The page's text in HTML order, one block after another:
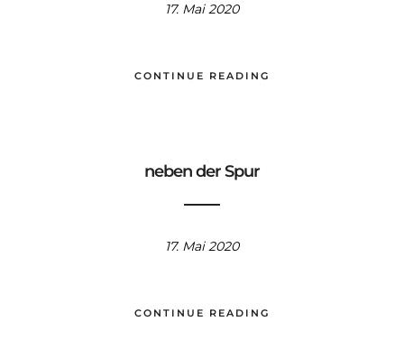
17. Mai 2020
CONTINUE READING
neben der Spur
17. Mai 2020
CONTINUE READING